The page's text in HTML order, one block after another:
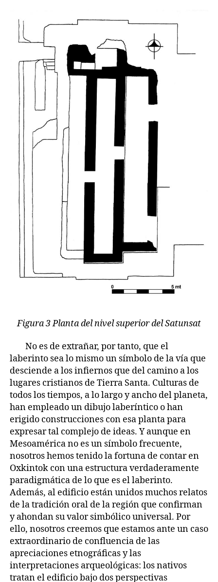
Figura 3 Planta del nivel superior del Satunsat
No es de extrañar, por tanto, que el
laberinto sea lo mismo un símbolo de la vía que
desciende a los infiernos que del camino a los
lugares cristianos de Tierra Santa. Culturas de
todos los tiempos, a lo largo y ancho del planeta,
han empleado un dibujo laberíntico o han
erigido construcciones con esa planta para
expresar tal complejo de ideas. Y aunque en
Mesoamérica no es un símbolo frecuente,
nosotros hemos tenido la fortuna de contar en
Oxkintok con una estructura verdaderamente
paradigmática de lo que es el laberinto.
Además, al edificio están unidos muchos relatos
de la tradición oral de la región que confirman
y ahondan su valor simbólico universal. Por
ello, nosotros creemos que estamos ante un caso
extraordinario de confluencia de las
apreciaciones etnográficas y las
interpretaciones arqueológicas: los nativos
tratan el edificio bajo dos perspectivas